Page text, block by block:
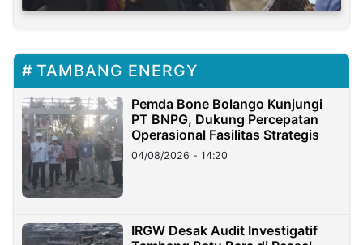
TAMBANG ENERGY
Pemda Bone Bolango Kunjungi
PT BNPG, Dukung Percepatan
Operasional Fasilitas Strategis
04/08/2026 - 14:20
IRGW Desak Audit Investigatif